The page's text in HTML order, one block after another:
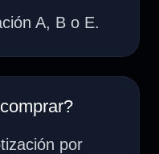
A, B o E.
por